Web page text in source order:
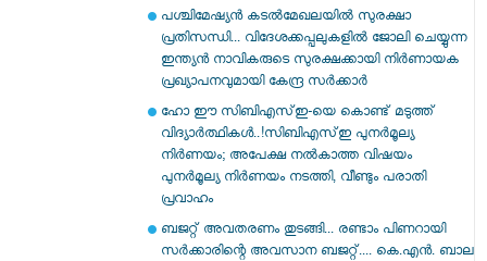
പശ്ചിമേഷ്യൻ കടൽമേഖലയിൽ സുരക്ഷാ
പ്രതിസന്ധി... വിദേശക്കപ്പലുകളിൽ ജോലി ചെയ്യുന്ന
ഇന്ത്യൻ നാവികരുടെ സുരക്ഷക്കായി നിർണായക
പ്രഖ്യാപനവുമായി കേന്ദ്ര സർക്കാർ
ഹോ ഈ സിബിഎസ്ഇ-യെ കൊണ്ട് മടുത്ത്
വിദ്യാർത്ഥികൾ..!സിബിഎസ്ഇ പുനർമൂല്യ
നിർണയം; അപേക്ഷ നൽകാത്ത വിഷയം
പുനർമൂല്യ നിർണയം നടത്തി, വീണ്ടും പരാതി
പ്രവാഹം
ബജറ്റ് അവതരണം തുടങ്ങി... രണ്ടാം പിണറായി
സർക്കാരിന്റെ അവസാന ബജറ്റ്.... കെ.എൻ. ബാല​